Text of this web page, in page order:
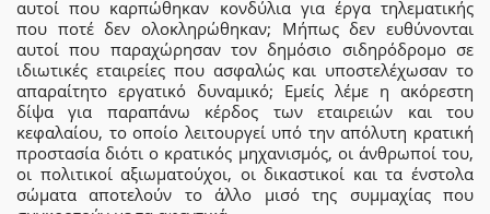
αυτοί που καρπώθηκαν κονδύλια για έργα τηλεματικής
που ποτέ δεν ολοκληρώθηκαν; Μήπως δεν ευθύνονται
αυτοί που παραχώρησαν τον δημόσιο σιδηρόδρομο σε
ιδιωτικές εταιρείες που ασφαλώς και υποστελέχωσαν το
απαραίτητο εργατικό δυναμικό; Εμείς λέμε η ακόρεστη
δίψα για παραπάνω κέρδος των εταιρειών και του
κεφαλαίου, το οποίο λειτουργεί υπό την απόλυτη κρατική
προστασία διότι ο κρατικός μηχανισμός, οι άνθρωποί του,
οι πολιτικοί αξιωματούχοι, οι δικαστικοί και τα ένστολα
σώματα αποτελούν το άλλο μισό της συμμαχίας που